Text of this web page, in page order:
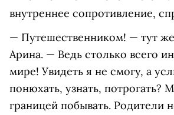
внутреннее сопротивление,
— Путешественником! — тут
Арина. — Ведь столько всего
мире! Увидеть я не смогу, а
понюхать, узнать, потрогать?
границей побывать. Родители